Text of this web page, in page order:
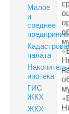
Малое
и
среднее
палата
ипотека
ГИС
ЖКХ
ЖКХ